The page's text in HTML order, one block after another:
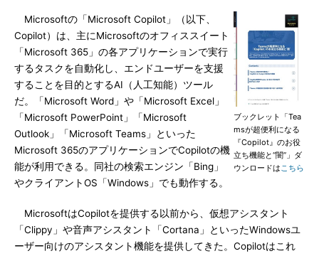
ブックレット「Tea
msが超便利になる
『Copilot』のお役
立ち機能と“闇”」ダ
ウンロードはこちら
Microsoftの「Microsoft Copilot」（以下、
Copilot）は、主にMicrosoftのオフィススイート
「Microsoft 365」の各アプリケーションで実行
するタスクを自動化し、エンドユーザーを支援
することを目的とするAI（人工知能）ツール
だ。「Microsoft Word」や「Microsoft Excel」
「Microsoft PowerPoint」「Microsoft
Outlook」「Microsoft Teams」といった
Microsoft 365のアプリケーションでCopilotの機
能が利用できる。同社の検索エンジン「Bing」
やクライアントOS「Windows」でも動作する。
MicrosoftはCopilotを提供する以前から、仮想アシスタント
「Clippy」や音声アシスタント「Cortana」といったWindowsユ
ーザー向けのアシスタント機能を提供してきた。Copilotはこれ